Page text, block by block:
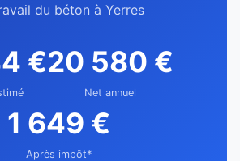
du béton à Yerres
€20 580 €
Net annuel
1 649 €
Après impôt*